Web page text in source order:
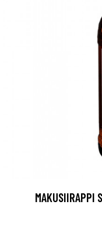
MAKUSIIRAPPI